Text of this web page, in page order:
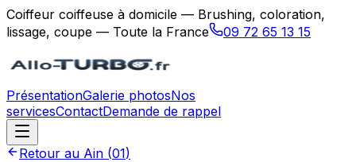
Coiffeur coiffeuse à domicile — Brushing, coloration,
lissage, coupe — Toute la France
09 72 65 13 15
PrésentationGalerie photosNos
servicesContactDemande de rappel
Retour au Ain (01)